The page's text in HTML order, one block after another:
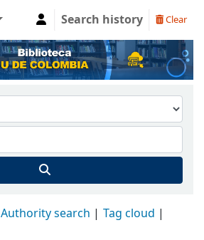
Search history Clear
Authority search
Tag cloud